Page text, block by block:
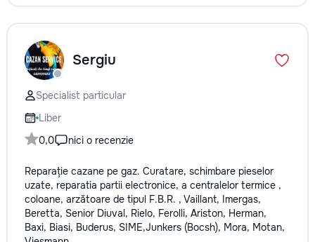
Sergiu
Specialist particular
Liber
0,0
nici o recenzie
Reparație cazane pe gaz. Сuratare, schimbare pieselor
uzate, reparatia partii electronice, a centralelor termice ,
coloane, arzătoare de tipul F.B.R. , Vaillant, Imergas,
Beretta, Senior Diuval, Rielo, Ferolli, Ariston, Herman,
Baxi, Biasi, Buderus, SIME,Junkers (Bocsh), Mora, Motan,